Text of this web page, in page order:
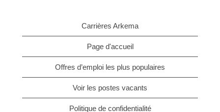
Carrières Arkema
Page d'accueil
Offres d’emploi les plus populaires
Voir les postes vacants
Politique de confidentialité